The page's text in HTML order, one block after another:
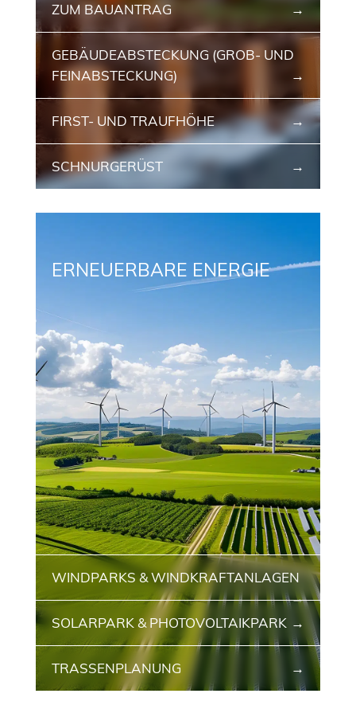
ZUM BAUANTRAG
GEBÄUDEABSTECKUNG (GROB- UND
FEINABSTECKUNG)
FIRST- UND TRAUFHÖHE
SCHNURGERÜST
ERNEUERBARE ENERGIE
WINDPARKS & WINDKRAFTANLAGEN
SOLARPARK & PHOTOVOLTAIKPARK
TRASSENPLANUNG